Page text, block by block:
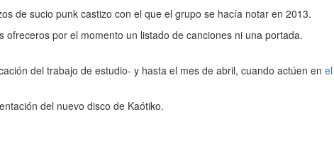
de sucio punk castizo con el que el grupo se hacía notar en 2013.
por el momento un listado de canciones ni una portada.
del trabajo de estudio- y hasta el mes de abril, cuando actúen en el
del nuevo disco de Kaótiko.